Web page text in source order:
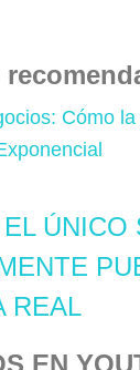
Cómo
ÚNICO
REAL